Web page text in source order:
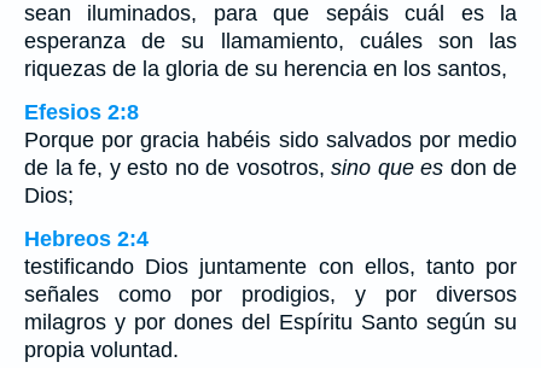
sean iluminados, para que sepáis cuál es la
esperanza de su llamamiento, cuáles son las
riquezas de la gloria de su herencia en los santos,
Efesios 2:8
Porque por gracia habéis sido salvados por medio
de la fe, y esto no de vosotros, sino que es don de
Dios;
Hebreos 2:4
testificando Dios juntamente con ellos, tanto por
señales como por prodigios, y por diversos
milagros y por dones del Espíritu Santo según su
propia voluntad.